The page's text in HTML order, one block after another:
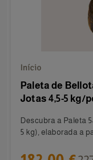
Início
Paleta de
Jotas 4,5-5 kg/
Descubra a Paleta
5 kg), elaborada a